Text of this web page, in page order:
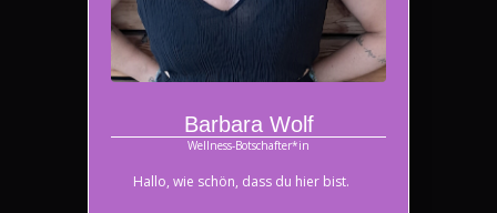
Barbara Wolf
Wellness-Botschafter*in
Hallo, wie schön, dass du hier bist.